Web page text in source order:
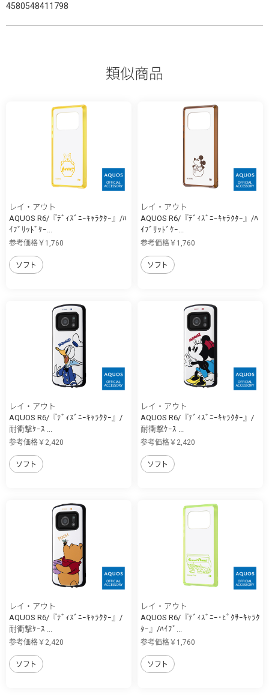
4580548411798
類似商品
レイ・アウト
AQUOS R6/『ﾃﾞｨｽﾞﾆｰｷｬﾗｸﾀｰ』/ﾊ
ｲﾌﾞﾘｯﾄﾞｹｰ...
参考価格￥1,760
ソフト
レイ・アウト
AQUOS R6/『ﾃﾞｨｽﾞﾆｰｷｬﾗｸﾀｰ』/ﾊ
ｲﾌﾞﾘｯﾄﾞｹｰ...
参考価格￥1,760
ソフト
レイ・アウト
AQUOS R6/『ﾃﾞｨｽﾞﾆｰｷｬﾗｸﾀｰ』/
耐衝撃ｹｰｽ ...
参考価格￥2,420
ソフト
レイ・アウト
AQUOS R6/『ﾃﾞｨｽﾞﾆｰｷｬﾗｸﾀｰ』/
耐衝撃ｹｰｽ ...
参考価格￥2,420
ソフト
レイ・アウト
AQUOS R6/『ﾃﾞｨｽﾞﾆｰｷｬﾗｸﾀｰ』/
耐衝撃ｹｰｽ ...
参考価格￥2,420
ソフト
レイ・アウト
AQUOS R6/『ﾃﾞｨｽﾞﾆｰ･ﾋﾟｸｻｰｷｬﾗｸ
ﾀｰ』/ﾊｲﾌﾞ...
参考価格￥1,760
ソフト